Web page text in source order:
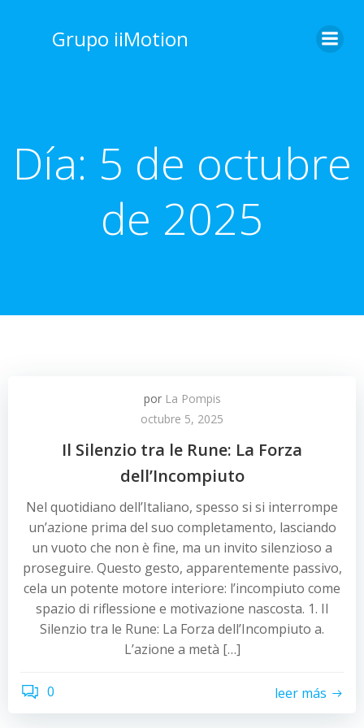
contenido
Grupo iiMotion
Día: 5 de octubre
de 2025
por La Pompis
octubre 5, 2025
Il Silenzio tra le Rune: La Forza
dell’Incompiuto
Nel quotidiano dell’Italiano, spesso si si interrompe
un’azione prima del suo completamento, lasciando
un vuoto che non è fine, ma un invito silenzioso a
proseguire. Questo gesto, apparentemente passivo,
cela un potente motore interiore: l’incompiuto come
spazio di riflessione e motivazione nascosta. 1. Il
Silenzio tra le Rune: La Forza dell’Incompiuto a.
L’azione a metà […]
0 leer más